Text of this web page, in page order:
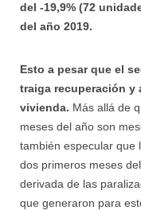
del -19,9% (72
del año 2019.
Esto a pesar que el
traiga recuperación y
vivienda. Más allá de
meses del año son
también especular que
dos primeros meses
derivada de las
que generaron para